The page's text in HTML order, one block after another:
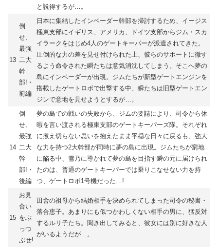
と説得するが…。
13
倒
せ、
最強
二大
幹
部!・
前編
日本に集結したインベーダー幹部を掃討するため、イージス
極東支部にイギリス、アメリカ、ドイツ支部からジム・スカ
イラークをはじめ4人のゲートキーパーが派遣されてきた。
圧倒的な力の差を見せ付けられた上、彼らのサポートに徹す
るよう命令された瞬たちは意気消沈してしまう。そこへ夢の
島にインベーダーが出現。ジムたちが新型ゲートエンジンを
搭載したゲートロボで出撃する中、瞬たちは旧型ゲートエン
ジンで意地を見せようとするが…。
14
倒
せ、
最強
二大
幹
部!・
後編
夢の島での戦いの失敗から、ジムの要請により、司令から休
暇を言い渡される極東支部のゲートキーパーズ隊。それぞれ
に煮え切らない思いを抱えたまま平穏な日々に戻るも、強大
な力を持つ2大幹部が同時に夢の島に出現。ジムたちが窮地
に陥る中、雪乃に導かれて夢の島を目指す瞬の元に届けられ
たのは、普通のゲートキーパーでは乗りこなせない力を持
つ、ゲートロボ1号機だった…!
15
お見
合い
をぶ
っつ
ぶせ!
田舎の祖母から結婚相手を決められてしまった司令の秘書・
落合恵子。あまりにも似つかわしくない相手の男に、猛反対
するルリ子たち。聞き出してみると、彼女には別に好きな人
がいるようだが…。